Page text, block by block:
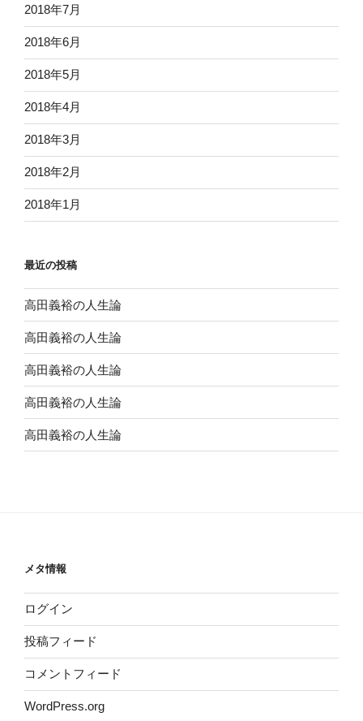
2018年7月
2018年6月
2018年5月
2018年4月
2018年3月
2018年2月
2018年1月
最近の投稿
高田義裕の人生論
高田義裕の人生論
高田義裕の人生論
高田義裕の人生論
高田義裕の人生論
メタ情報
ログイン
投稿フィード
コメントフィード
WordPress.org